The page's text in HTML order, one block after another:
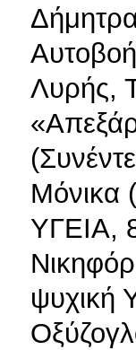
Λυρής,
Μόνικα
ΥΓΕΙΑ,
ψυχική